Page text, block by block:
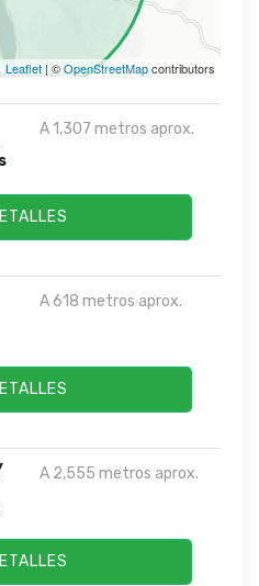
Leaflet | ©OpenStreetMapcontributors
A 1,307 metros aprox.
A 618 metros aprox.
A 2,555 metros aprox.